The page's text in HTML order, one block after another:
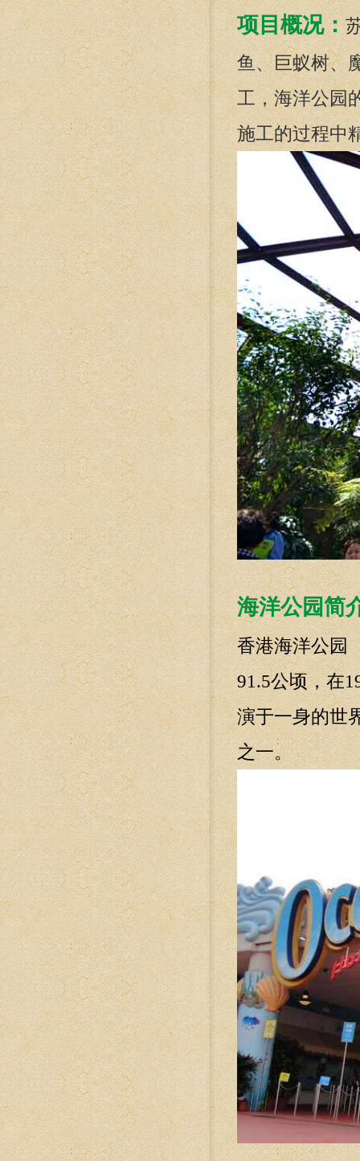
项目概况：
鱼、巨蚁树、
工，海洋公园
施工的过程中
海洋公园简
香港海洋公园
91.5公顷，在
演于一身的世
之一。